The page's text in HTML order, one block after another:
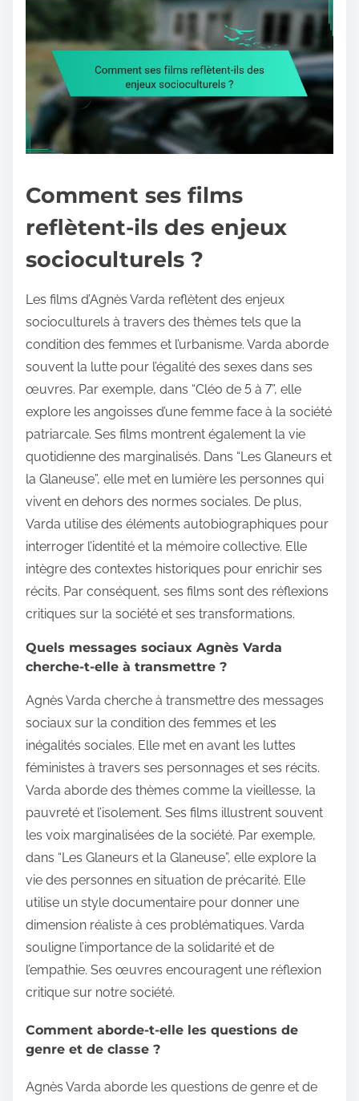
Comment ses films
reflètent-ils des enjeux
socioculturels ?
Les films d’Agnès Varda reflètent des enjeux
socioculturels à travers des thèmes tels que la
condition des femmes et l’urbanisme. Varda aborde
souvent la lutte pour l’égalité des sexes dans ses
œuvres. Par exemple, dans “Cléo de 5 à 7”, elle
explore les angoisses d’une femme face à la société
patriarcale. Ses films montrent également la vie
quotidienne des marginalisés. Dans “Les Glaneurs et
la Glaneuse”, elle met en lumière les personnes qui
vivent en dehors des normes sociales. De plus,
Varda utilise des éléments autobiographiques pour
interroger l’identité et la mémoire collective. Elle
intègre des contextes historiques pour enrichir ses
récits. Par conséquent, ses films sont des réflexions
critiques sur la société et ses transformations.
Quels messages sociaux Agnès Varda
cherche-t-elle à transmettre ?
Agnès Varda cherche à transmettre des messages
sociaux sur la condition des femmes et les
inégalités sociales. Elle met en avant les luttes
féministes à travers ses personnages et ses récits.
Varda aborde des thèmes comme la vieillesse, la
pauvreté et l’isolement. Ses films illustrent souvent
les voix marginalisées de la société. Par exemple,
dans “Les Glaneurs et la Glaneuse”, elle explore la
vie des personnes en situation de précarité. Elle
utilise un style documentaire pour donner une
dimension réaliste à ces problématiques. Varda
souligne l’importance de la solidarité et de
l’empathie. Ses œuvres encouragent une réflexion
critique sur notre société.
Comment aborde-t-elle les questions de
genre et de classe ?
Agnès Varda aborde les questions de genre et de